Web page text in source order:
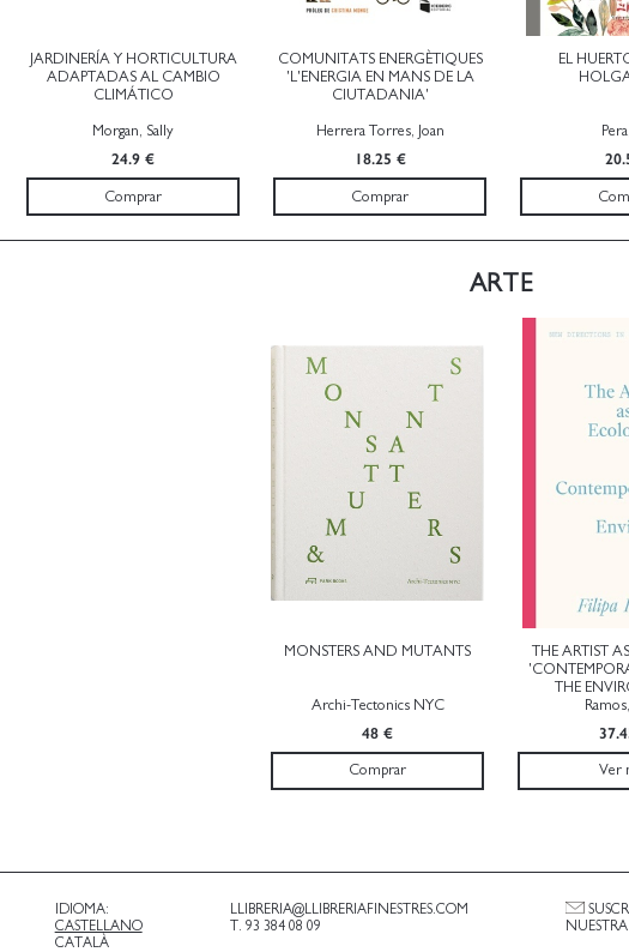
JARDINERÍA Y HORTICULTURA
ADAPTADAS AL CAMBIO
CLIMÁTICO
Morgan, Sally
24.9 €
Comprar
COMUNITATS ENERGÈTIQUES
'L'ENERGIA EN MANS DE LA
CIUTADANIA'
Herrera Torres, Joan
18.25 €
Comprar
EL
ARTE
MONSTERS AND MUTANTS
Archi-Tectonics NYC
48 €
Comprar
THE ARTIST
THE
Ver
IDIOMA:
CASTELLANO
CATALÀ
LLIBRERIA@LLIBRERIAFINESTRES.COM
T. 93 384 08 09